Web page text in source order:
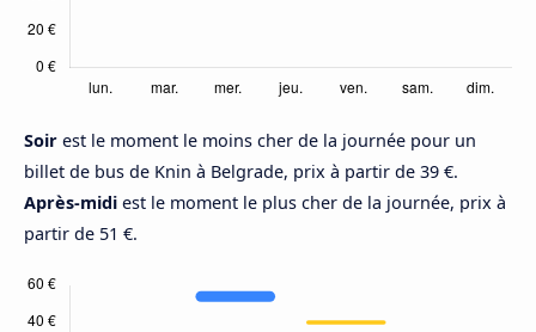
Soir est le moment le moins cher de la journée pour un
billet de bus de Knin à Belgrade, prix à partir de 39 €.
Après-midi est le moment le plus cher de la journée, prix à
partir de 51 €.